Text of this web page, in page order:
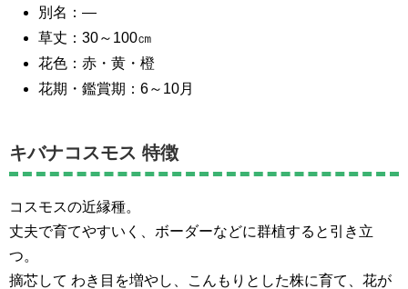
別名：―
草丈：30～100㎝
花色：赤・黄・橙
花期・鑑賞期：6～10月
キバナコスモス 特徴
コスモスの近縁種。
丈夫で育てやすいく、ボーダーなどに群植すると引き立
つ。
摘芯して わき目を増やし、こんもりとした株に育て、花が